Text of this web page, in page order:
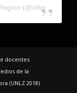
Una publicación compartida por Info Región (@inforegion_redes)
docentes
de la
(UNLZ 2018)